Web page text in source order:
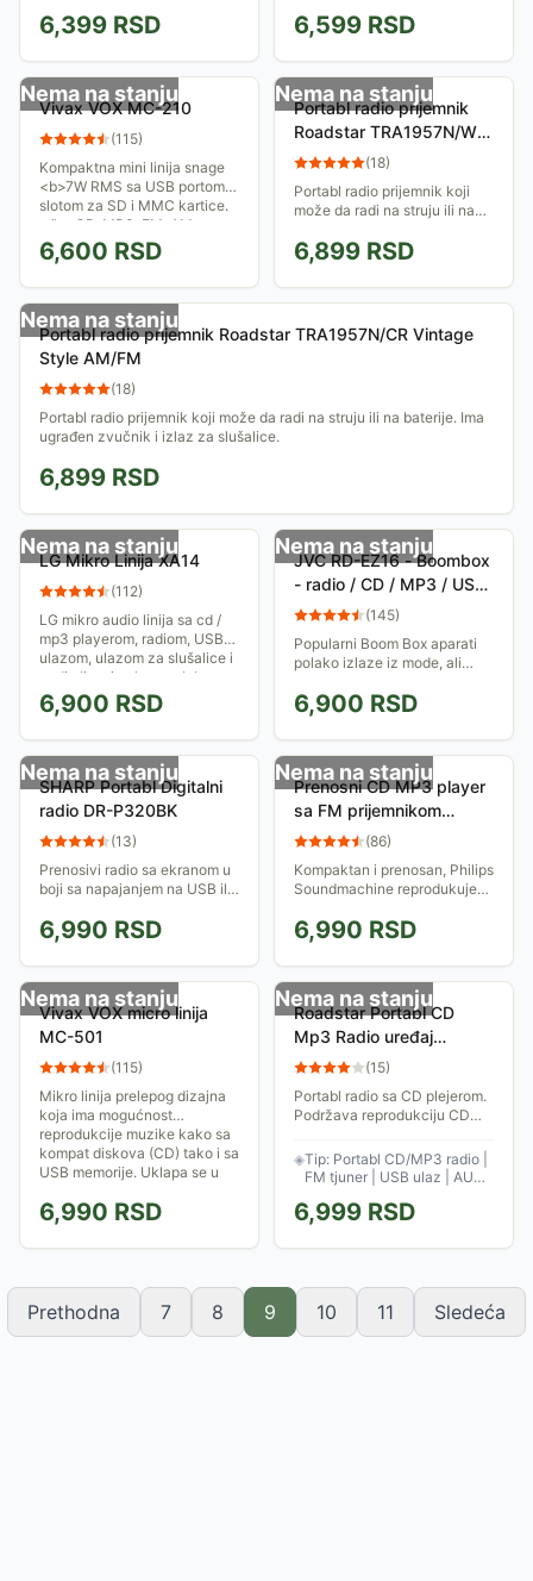
Puštajte svoje...
6,399 RSD 6,599 RSD
Nema na stanju
Vivax VOX MC-210
(115)
Kompaktna mini linija snage
<b>7W RMS sa USB portom i
slotom za SD i MMC kartice.
</b> CD, MP3, FM-AM
prijemnik.
6,600 RSD
Nema na stanju
Portabl radio prijemnik
Roadstar TRA1957N/WD
Vintage Style AM/FM
(18)
Portabl radio prijemnik koji
može da radi na struju ili na
i izlaz za slušalice.
6,899 RSD
Nema na stanju
Portabl radio prijemnik Roadstar TRA1957N/CR Vintage
Style AM/FM
(18)
Portabl radio prijemnik koji može da radi na struju ili na baterije. Ima
ugrađen zvučnik i izlaz za slušalice.
6,899 RSD
Nema na stanju
LG Mikro Linija XA14
(112)
LG mikro audio linija sa cd /
mp3 playerom, radiom, USB
ulazom, ulazom za slušalice i
audio line-in ulazom. Izlazna
snaga je 10 W.
6,900 RSD
Nema na stanju
JVC RD-EZ16 - Boombox
- radio / CD / MP3 / USB
audio player
(145)
Popularni Boom Box aparati
polako izlaze iz mode, ali
koga možete puštati muziku,
onda se taj model ne može
zanemariti!
6,900 RSD
Nema na stanju
SHARP Portabl Digitalni
radio DR-P320BK
(13)
Prenosivi radio sa ekranom u
boji sa napajanjem na USB ili
poseduje alarm, automatsko
skeniranje stanica, digitalni
sat, sleep...
6,990 RSD
Nema na stanju
Prenosni CD MP3 player
sa FM prijemnikom
Philips AZ305/12
(86)
Kompaktan i prenosan, Philips
Soundmachine reprodukuje
diskova i u mp3 formatu. Ima
Bass Boost funkciju,
mogućnost...
6,990 RSD
Nema na stanju
Vivax VOX micro linija
MC-501
(115)
Mikro linija prelepog dizajna
koja ima mogućnost
reprodukcije muzike kako sa
kompat diskova (CD) tako i sa
USB memorije. Uklapa se u
6,990 RSD
Nema na stanju
Roadstar Portabl CD
Mp3 Radio uređaj
CDR365URD
(15)
Portabl radio sa CD plejerom.
Podržava reprodukciju CD
CD-RW i MP3 formate. Ima
ručku za lakše prenošenje,
AUX ulaz (3,5...
◈Tip: Portabl CD/MP3 radio |
FM tjuner | USB ulaz | AUX
baterije
6,999 RSD
Prethodna 7 8 9 10 11 Sledeća